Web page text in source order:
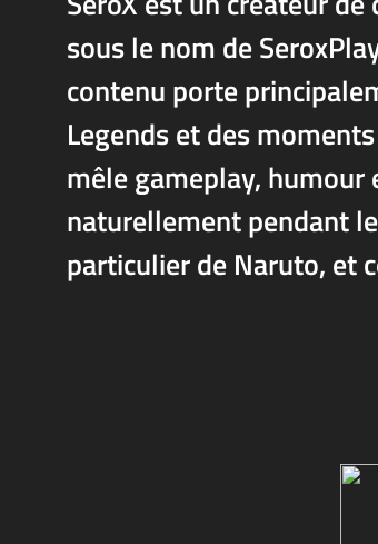
sous le nom de
contenu porte
Legends et des
mêle gameplay,
naturellement pendant
particulier de Naruto, et